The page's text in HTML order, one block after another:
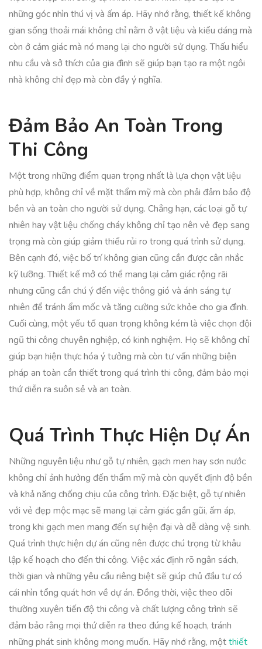
những góc nhìn thú vị và ấm áp. Hãy nhớ rằng, thiết kế không
gian sống thoải mái không chỉ nằm ở vật liệu và kiểu dáng mà
còn ở cảm giác mà nó mang lại cho người sử dụng. Thấu hiểu
nhu cầu và sở thích của gia đình sẽ giúp bạn tạo ra một ngôi
nhà không chỉ đẹp mà còn đầy ý nghĩa.
Đảm Bảo An Toàn Trong
Thi Công
Một trong những điểm quan trọng nhất là lựa chọn vật liệu
phù hợp, không chỉ về mặt thẩm mỹ mà còn phải đảm bảo độ
bền và an toàn cho người sử dụng. Chẳng hạn, các loại gỗ tự
nhiên hay vật liệu chống cháy không chỉ tạo nên vẻ đẹp sang
trọng mà còn giúp giảm thiểu rủi ro trong quá trình sử dụng.
Bên cạnh đó, việc bố trí không gian cũng cần được cân nhắc
kỹ lưỡng. Thiết kế mở có thể mang lại cảm giác rộng rãi
nhưng cũng cần chú ý đến việc thông gió và ánh sáng tự
nhiên để tránh ẩm mốc và tăng cường sức khỏe cho gia đình.
Cuối cùng, một yếu tố quan trọng không kém là việc chọn đội
ngũ thi công chuyên nghiệp, có kinh nghiệm. Họ sẽ không chỉ
giúp bạn hiện thực hóa ý tưởng mà còn tư vấn những biện
pháp an toàn cần thiết trong quá trình thi công, đảm bảo mọi
thứ diễn ra suôn sẻ và an toàn.
Quá Trình Thực Hiện Dự Án
Những nguyên liệu như gỗ tự nhiên, gạch men hay sơn nước
không chỉ ảnh hưởng đến thẩm mỹ mà còn quyết định độ bền
và khả năng chống chịu của công trình. Đặc biệt, gỗ tự nhiên
với vẻ đẹp mộc mạc sẽ mang lại cảm giác gần gũi, ấm áp,
trong khi gạch men mang đến sự hiện đại và dễ dàng vệ sinh.
Quá trình thực hiện dự án cũng nên được chú trọng từ khâu
lập kế hoạch cho đến thi công. Việc xác định rõ ngân sách,
thời gian và những yêu cầu riêng biệt sẽ giúp chủ đầu tư có
cái nhìn tổng quát hơn về dự án. Đồng thời, việc theo dõi
thường xuyên tiến độ thi công và chất lượng công trình sẽ
đảm bảo rằng mọi thứ diễn ra theo đúng kế hoạch, tránh
những phát sinh không mong muốn. Hãy nhớ rằng, mộtthiết